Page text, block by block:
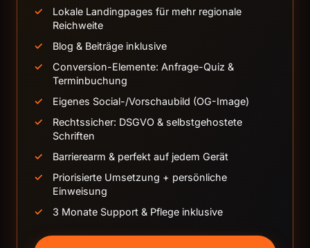
Lokale Landingpages für mehr regionale
Reichweite
Blog & Beiträge inklusive
Conversion-Elemente: Anfrage-Quiz &
Terminbuchung
Eigenes Social-/Vorschaubild (OG-Image)
Rechtssicher: DSGVO & selbstgehostete
Schriften
Barrierearm & perfekt auf jedem Gerät
Priorisierte Umsetzung + persönliche
Einweisung
3 Monate Support & Pflege inklusive